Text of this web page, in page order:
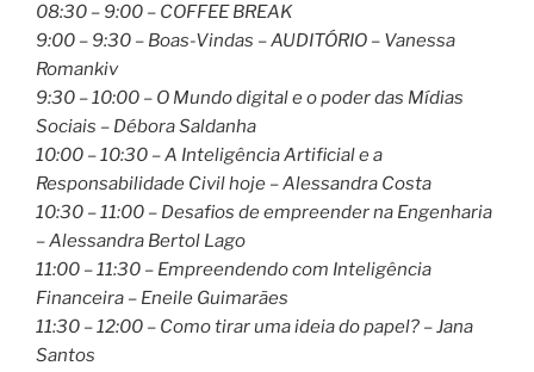
08:30 – 9:00 – COFFEE BREAK
9:00 – 9:30 – Boas-Vindas – AUDITÓRIO – Vanessa
Romankiv
9:30 – 10:00 – O Mundo digital e o poder das Mídias
Sociais – Débora Saldanha
10:00 – 10:30 – A Inteligência Artificial e a
Responsabilidade Civil hoje – Alessandra Costa
10:30 – 11:00 – Desafios de empreender na Engenharia
– Alessandra Bertol Lago
11:00 – 11:30 – Empreendendo com Inteligência
Financeira – Eneile Guimarães
11:30 – 12:00 – Como tirar uma ideia do papel? – Jana
Santos